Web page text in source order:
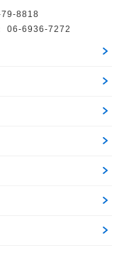
79-8818
06-6936-7272